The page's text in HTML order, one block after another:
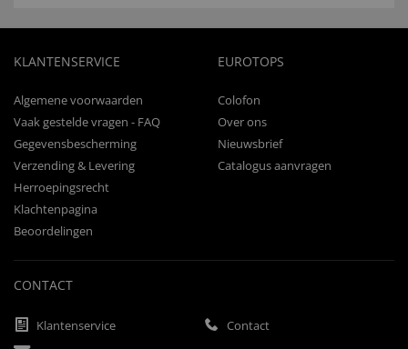
KLANTENSERVICE
Algemene voorwaarden
Vaak gestelde vragen - FAQ
Gegevensbescherming
Verzending & Levering
Herroepingsrecht
Klachtenpagina
Beoordelingen
EUROTOPS
Colofon
Over ons
Nieuwsbrief
Catalogus aanvragen
CONTACT
Klantenservice
Contact